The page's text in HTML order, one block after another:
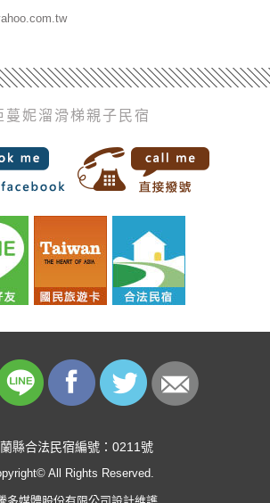
蔓妮溜滑梯親子民宿
縣合法民宿編號：0211號
All Rights Reserved.